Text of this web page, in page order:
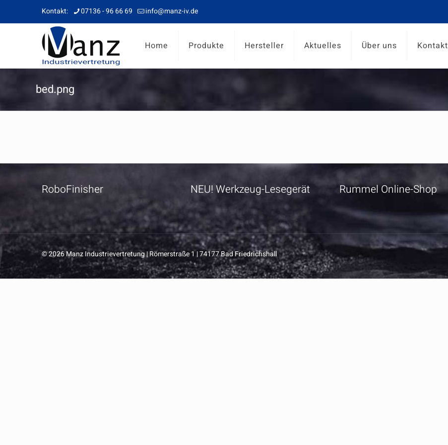
Kontakt: 07136 - 96 66 69 info@manz-iv.de
Home Produkte Hersteller Aktuelles Über uns Kontakt
bed.png
RoboFinisher NEU! Werkzeug-Lesegerät Rummel Online-Shop
© 2026 Manz Industrievertretung | Römerstraße 1 | 74177 Bad Friedrichshall